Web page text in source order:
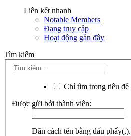
Liên kết nhanh
Notable Members
Đang truy cập
Hoạt động gần đây
Tìm kiếm
Chỉ tìm trong tiêu đề
Được gửi bởi thành viên:
Dãn cách tên bằng dấu phẩy(,).